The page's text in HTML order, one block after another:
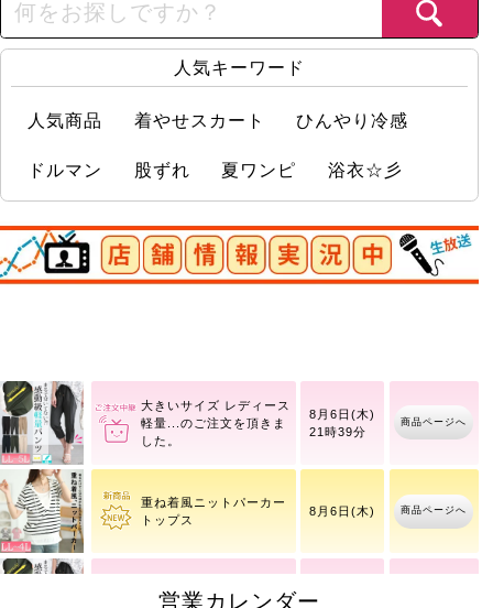
人気キーワード
人気商品 着やせスカート ひんやり冷感
ドルマン 股ずれ 夏ワンピ 浴衣☆彡
店舗情報実況中
大きいサイズ レディース
軽量
8月6日(木)
21時39分
商品ページへ
重ね着風ニットパーカー
トップス
8月6日(木) 商品ページへ
大きいサイズ レディース
軽量
8月6日(木)
営業カレンダー